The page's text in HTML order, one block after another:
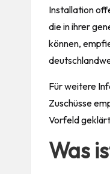
Installation
die in ihrer
können,
Für weitere
Zuschüsse
Vorfeld
Was